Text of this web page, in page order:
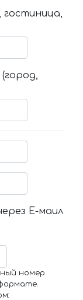
гостиница,
Е-маил
номер